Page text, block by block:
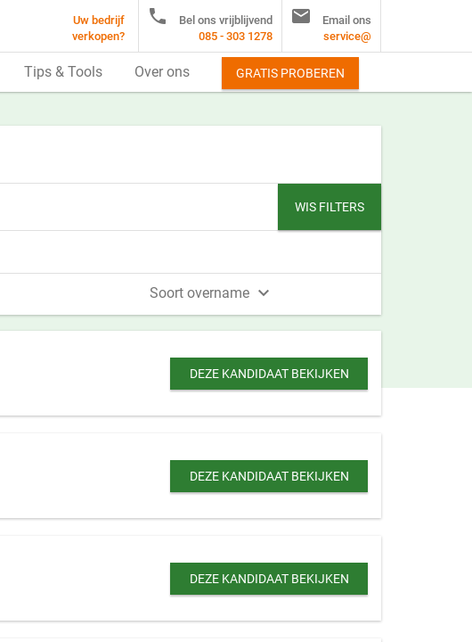
Soort overname 
WIS FILTERS
DEZE KANDIDAAT BEKIJKEN
DEZE KANDIDAAT BEKIJKEN
DEZE KANDIDAAT BEKIJKEN
Uw bedrijf
verkopen?

Bel ons vrijblijvend
085 - 303 1278

Email ons
service@
Tips & Tools Over ons GRATIS PROBEREN